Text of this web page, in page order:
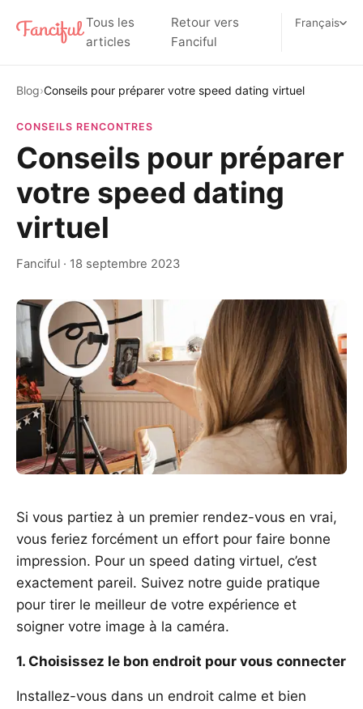
Tous les
articles
Retour vers
Fanciful
Français
Blog›Conseils pour préparer votre speed dating virtuel
CONSEILS RENCONTRES
Conseils pour préparer
votre speed dating
virtuel
Fanciful · 18 septembre 2023
Si vous partiez à un premier rendez-vous en vrai,
vous feriez forcément un effort pour faire bonne
impression. Pour un speed dating virtuel, c’est
exactement pareil. Suivez notre guide pratique
pour tirer le meilleur de votre expérience et
soigner votre image à la caméra.
1. Choisissez le bon endroit pour vous connecter
Installez-vous dans un endroit calme et bien